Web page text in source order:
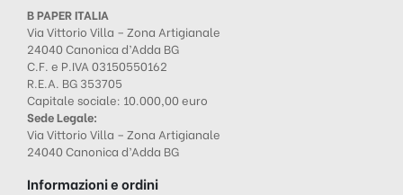
B PAPER ITALIA
Via Vittorio Villa – Zona Artigianale
24040 Canonica d’Adda BG
C.F. e P.IVA 03150550162
R.E.A. BG 353705
Capitale sociale: 10.000,00 euro
Sede Legale:
Via Vittorio Villa – Zona Artigianale
24040 Canonica d’Adda BG
Informazioni e ordini